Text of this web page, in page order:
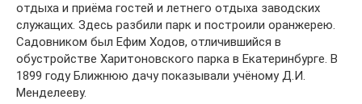
отдыха и приёма гостей и летнего отдыха заводских
служащих. Здесь разбили парк и построили оранжерею.
Садовником был Ефим Ходов, отличившийся в
обустройстве Харитоновского парка в Екатеринбурге. В
1899 году Ближнюю дачу показывали учёному Д.И.
Менделееву.